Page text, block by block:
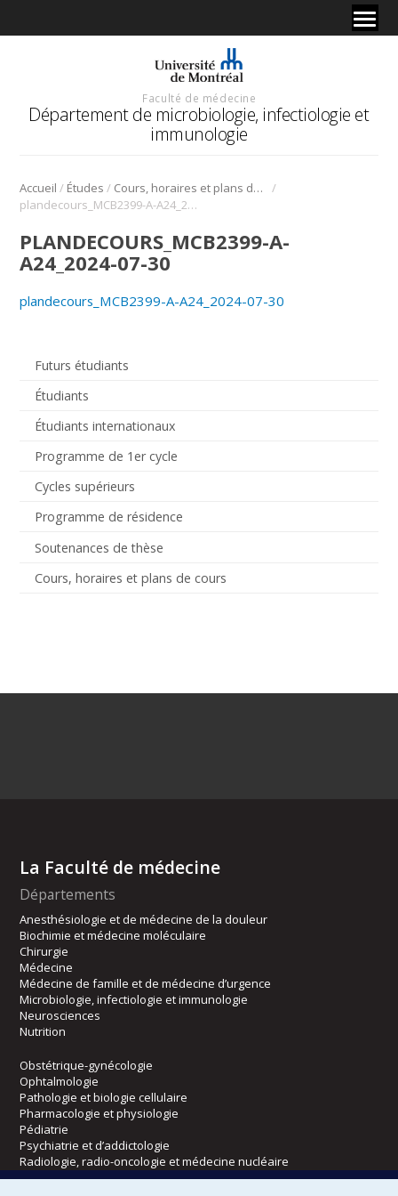
Faculté de médecine
Département de microbiologie, infectiologie et
immunologie
Accueil / Études / Cours, horaires et plans de cours
/
plandecours_MCB2399-A-A24_2024-07-30
Futurs étudiants
Étudiants
Étudiants internationaux
Programme de 1er cycle
Cycles supérieurs
Programme de résidence
Soutenances de thèse
Cours, horaires et plans de cours
PLANDECOURS_MCB2399-A-
A24_2024-07-30
plandecours_MCB2399-A-A24_2024-07-30
La Faculté de médecine
Départements
Anesthésiologie et de médecine de la douleur
Biochimie et médecine moléculaire
Chirurgie
Médecine
Médecine de famille et de médecine d’urgence
Microbiologie, infectiologie et immunologie
Neurosciences
Nutrition
Obstétrique-gynécologie
Ophtalmologie
Pathologie et biologie cellulaire
Pharmacologie et physiologie
Pédiatrie
Psychiatrie et d’addictologie
Radiologie, radio-oncologie et médecine nucléaire